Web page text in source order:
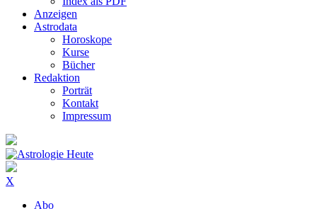
Anzeigen
Astrodata
Horoskope
Kurse
Bücher
Redaktion
Porträt
Kontakt
Impressum
X
Abo